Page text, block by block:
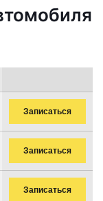
Записаться
Записаться
Записаться